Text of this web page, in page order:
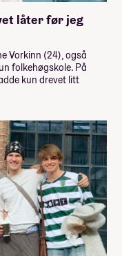
låter før jeg
Vorkinn (24), også
folkehøgskole. På
kun drevet litt